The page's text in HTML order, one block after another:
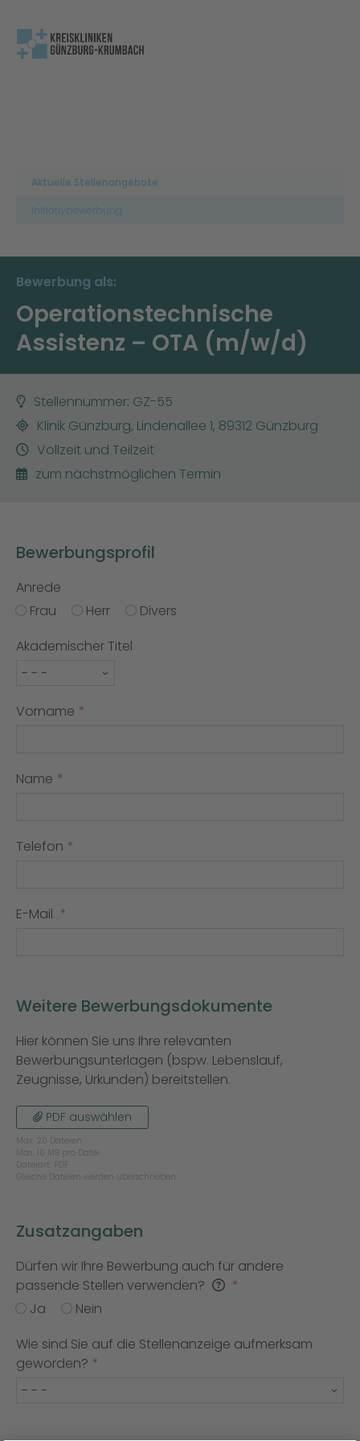
Aktuelle Stellenangebote
Initiativbewerbung
Bewerbung als:
Operationstechnische
Assistenz – OTA (m/w/d)
Stellennummer: GZ-55
Klinik Günzburg, Lindenallee 1, 89312 Günzburg
Vollzeit und Teilzeit
zum nächstmöglichen Termin
Bewerbungsprofil
Anrede
Frau
Herr
Divers
Akademischer Titel
Vorname
Name
Telefon
E-Mail
Weitere Bewerbungsdokumente
Hier können Sie uns Ihre relevanten
Bewerbungsunterlagen (bspw. Lebenslauf,
Zeugnisse, Urkunden) bereitstellen.
PDF auswählen
Max. 20 Dateien
Max. 10 MB pro Datei
Dateiart: PDF
Gleiche Dateien werden überschrieben
Zusatzangaben
Dürfen wir Ihre Bewerbung auch für andere
passende Stellen verwenden?
Ja
Nein
Wie sind Sie auf die Stellenanzeige aufmerksam
geworden?